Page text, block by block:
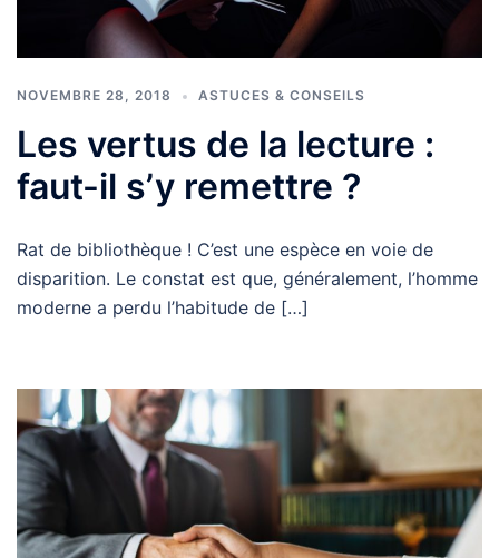
NOVEMBRE 28, 2018 ASTUCES & CONSEILS
Les vertus de la lecture :
faut-il s’y remettre ?
Rat de bibliothèque ! C’est une espèce en voie de
disparition. Le constat est que, généralement, l’homme
moderne a perdu l’habitude de […]